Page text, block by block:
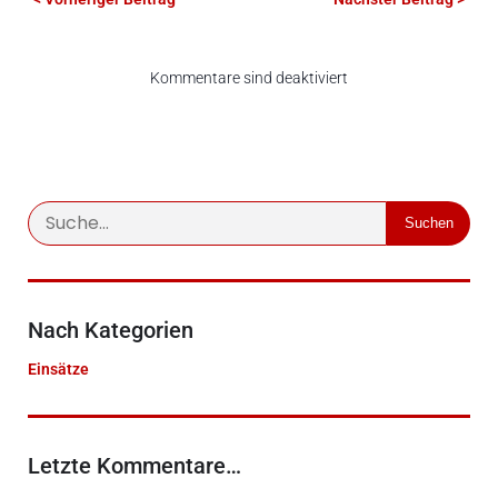
Kommentare sind deaktiviert
Suchen
Nach Kategorien
Einsätze
Letzte Kommentare…